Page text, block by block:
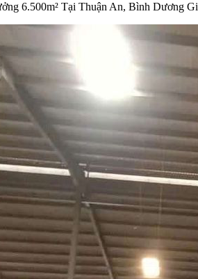
6.500m² Tại Thuận An, Bình Dương Gi